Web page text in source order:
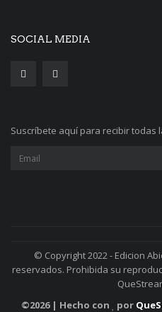
SOCIAL MEDIA
Suscríbete aquí para recibir todas
© Copyright 2022 - Edicion
reservados. Prohibida su
©2026 | Hecho con por